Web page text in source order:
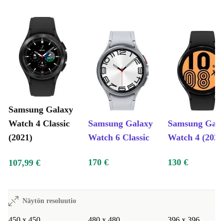
Samsung Galaxy
Watch 4 Classic
(2021)
Samsung Galaxy
Watch 6 Classic
Samsung
Watch 4
107,99 € 170 € 130 €
Näytön resoluutio